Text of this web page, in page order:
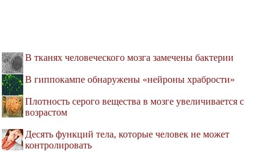
В тканях человеческого мозга замечены бактерии
В гиппокампе обнаружены «нейроны храбрости»
Плотность серого вещества в мозге увеличивается с
возрастом
Десять функций тела, которые человек не может
контролировать